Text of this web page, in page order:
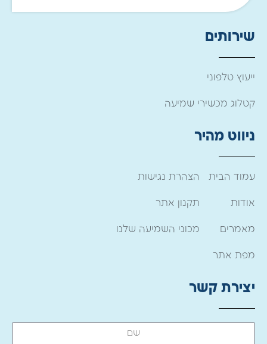
שירותים
ייעוץ טלפוני
קטלוג מכשירי שמיעה
ניווט מהיר
עמוד הבית
אודות
מאמרים
מפת אתר
הצהרת נגישות
תקנון אתר
מכוני השמיעה שלנו
יצירת קשר